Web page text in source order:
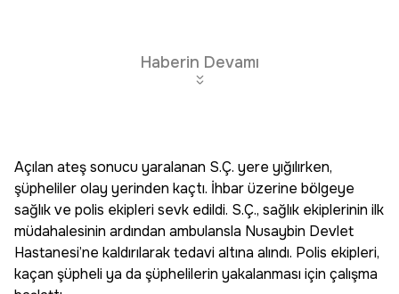
Haberin Devamı
Açılan ateş sonucu yaralanan S.Ç. yere yığılırken,
şüpheliler olay yerinden kaçtı. İhbar üzerine bölgeye
sağlık ve polis ekipleri sevk edildi. S.Ç., sağlık ekiplerinin ilk
müdahalesinin ardından ambulansla Nusaybin Devlet
Hastanesi’ne kaldırılarak tedavi altına alındı. Polis ekipleri,
kaçan şüpheli ya da şüphelilerin yakalanması için çalışma